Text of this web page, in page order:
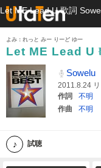
よみ：れっと みー りーど ゆー
Let ME Lead U
Sowelu
2011.8.24
作詞
不明
作曲
不明
試聴